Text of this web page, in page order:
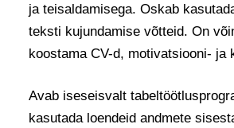
ja teisaldamisega. Oskab
teksti kujundamise võtteid. On
koostama CV-d, motivatsiooni- ja
Avab iseseisvalt
kasutada loendeid andmete